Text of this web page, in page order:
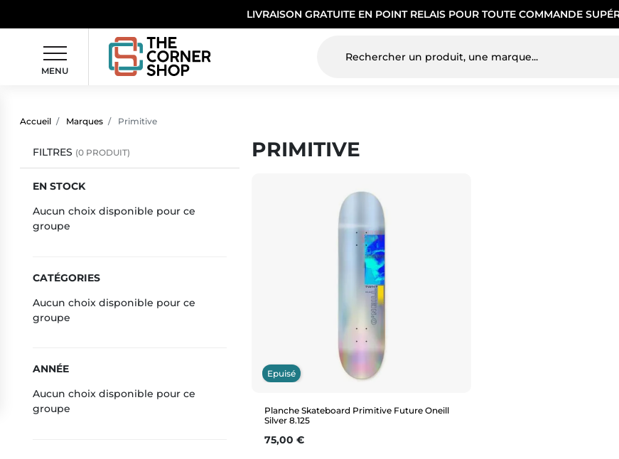
LIVRAISON GRATUITE EN POINT RELAIS POUR TOUTE COMMANDE
MENU
Accueil Marques Primitive
FILTRES (0 PRODUIT)
EN STOCK
Aucun choix disponible pour ce
groupe
CATÉGORIES
Aucun choix disponible pour ce
groupe
ANNÉE
Aucun choix disponible pour ce
groupe
PRIMITIVE
Epuisé
Planche Skateboard Primitive Future Oneill
Silver 8.125
Prix
75,00 €